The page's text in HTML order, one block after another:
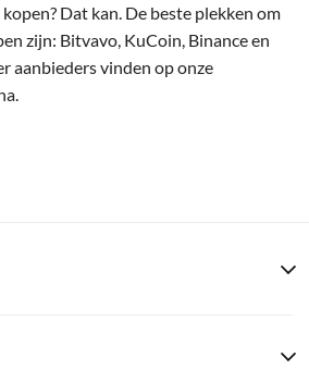
Dat kan. De beste plekken om
zijn: Bitvavo, KuCoin, Binance en
aanbieders vinden op onze